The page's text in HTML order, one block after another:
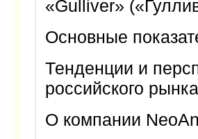
«Gulliver»
Основные
Тенденции и
российского
О компании